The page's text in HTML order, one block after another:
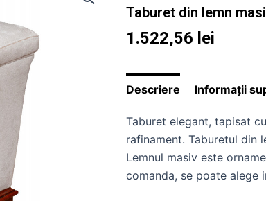
Taburet din lemn
1.522,56 lei
Descriere Informații
Taburet elegant, tapisat
rafinament. Taburetul din
Lemnul masiv este
comanda, se poate alege